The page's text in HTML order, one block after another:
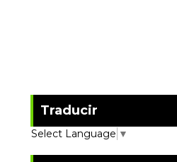
Traducir
Select Language ▼